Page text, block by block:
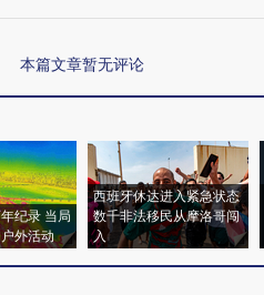
本篇文章暂无评论
纪录 当局
外活动
西班牙休达进入紧急状态
数千非法移民从摩洛哥闯
入